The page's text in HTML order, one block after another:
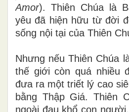
Amor). Thiên Chúa là
yêu đã hiện hữu từ đời
sống nội tại của Thiên
Nhưng nếu Thiên Chúa
thế giới còn quá nhiều
đưa ra một triết lý cao
bằng Thập Giá. Thiên
ngoài đau khổ con